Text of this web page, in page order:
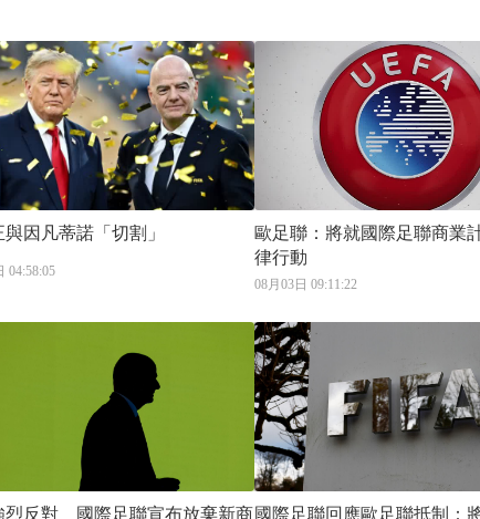
與因凡蒂諾「切割」
04:58:05
歐足聯：將就國際足聯商業
律行動
08月03日 09:11:22
烈反對 國際足聯宣布放棄新商國際足聯回應歐足聯抵制：